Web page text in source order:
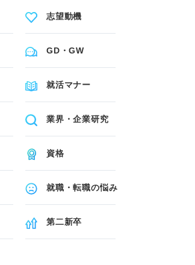
志望動機
GD・GW
就活マナー
業界・企業研究
資格
就職・転職の悩み
第二新卒